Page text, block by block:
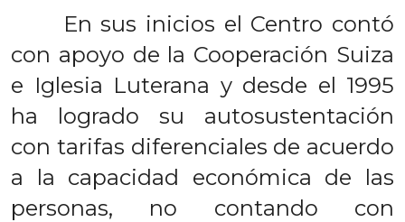
En sus inicios el Centro contó
con apoyo de la Cooperación Suiza
e Iglesia Luterana y desde el 1995
ha logrado su autosustentación
con tarifas diferenciales de acuerdo
a la capacidad económica de las
personas, no contando con